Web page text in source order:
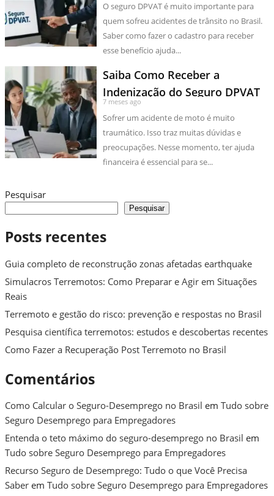
O seguro DPVAT é muito importante para
quem sofreu acidentes de trânsito no Brasil.
Saber como fazer o cadastro para receber
esse benefício ajuda...
Saiba Como Receber a
Indenização do Seguro DPVAT
7 meses ago
Sofrer um acidente de moto é muito
traumático. Isso traz muitas dúvidas e
preocupações. Nesse momento, ter ajuda
financeira é essencial para se...
Pesquisar
Pesquisar
Posts recentes
Guia completo de reconstrução zonas afetadas earthquake
Simulacros Terremotos: Como Preparar e Agir em Situações
Reais
Terremoto e gestão do risco: prevenção e respostas no Brasil
Pesquisa científica terremotos: estudos e descobertas recentes
Como Fazer a Recuperação Post Terremoto no Brasil
Comentários
Como Calcular o Seguro-Desemprego no Brasil em Tudo sobre
Seguro Desemprego para Empregadores
Entenda o teto máximo do seguro-desemprego no Brasil em
Tudo sobre Seguro Desemprego para Empregadores
Recurso Seguro de Desemprego: Tudo o que Você Precisa
Saber em Tudo sobre Seguro Desemprego para Empregadores